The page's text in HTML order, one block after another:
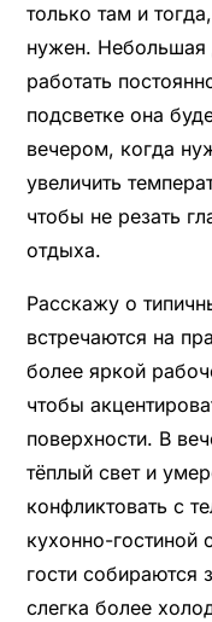
только там и
нужен. Небольшая
работать
подсветке она
вечером, когда
увеличить
чтобы не резать
отдыха.
Расскажу о
встречаются на
более яркой
чтобы
поверхности. В
тёплый свет и
конфликтовать с
кухонно-
гости
слегка более